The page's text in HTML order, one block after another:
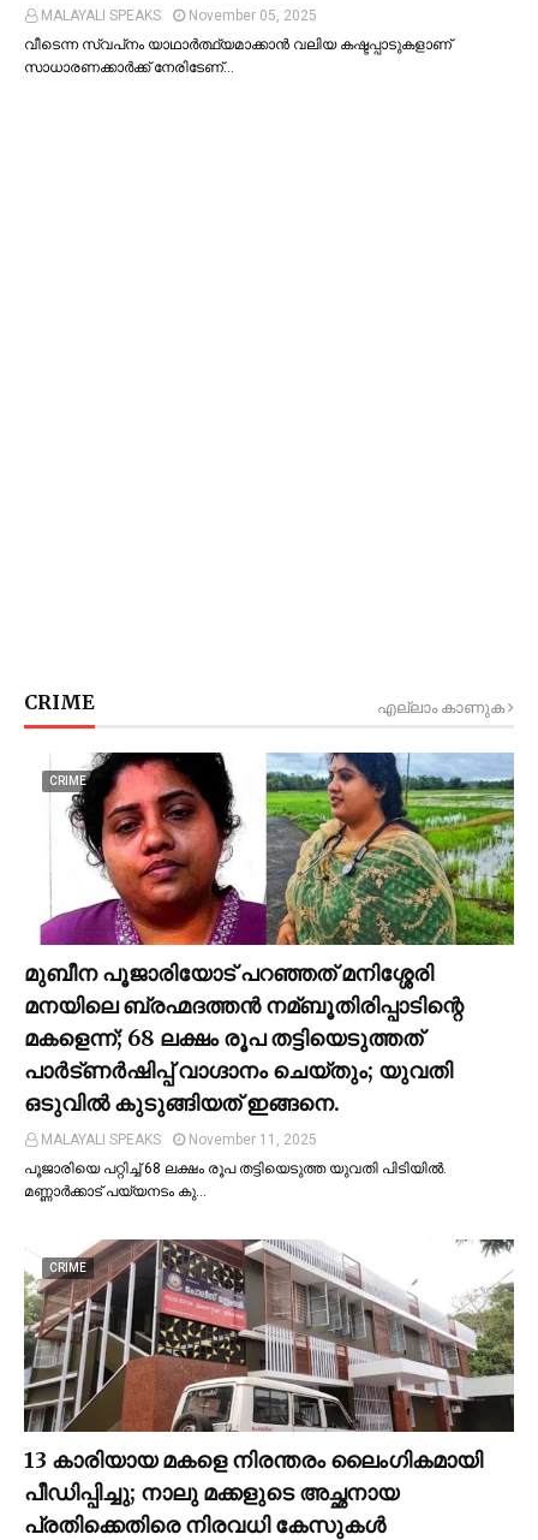
MALAYALI SPEAKS
November 05, 2025
വീടെന്ന സ്വപ്‌നം യാഥാര്‍ത്ഥ്യമാക്കാന്‍ വലിയ കഷ്ടപ്പാടുകളാണ്
സാധാരണക്കാര്‍ക്ക് നേരിടേണ്…
CRIME എല്ലാം കാണുക
CRIME
മുബീന പൂജാരിയോട് പറഞ്ഞത് മനിശ്ശേരി
മനയിലെ ബ്രഹ്മദത്തൻ നമ്ബൂതിരിപ്പാടിന്റെ
മകളെന്ന്; 68 ലക്ഷം രൂപ തട്ടിയെടുത്തത്
പാര്‍ട്ണര്‍ഷിപ്പ് വാഗ്ദാനം ചെയ്തും; യുവതി
ഒടുവില്‍ കുടുങ്ങിയത് ഇങ്ങനെ.
MALAYALI SPEAKS
November 11, 2025
പൂജാരിയെ പറ്റിച്ച്‌ 68 ലക്ഷം രൂപ തട്ടിയെടുത്ത യുവതി പിടിയില്‍.
മണ്ണാർക്കാട് പയ്യനടം കു…
CRIME
13 കാരിയായ മകളെ നിരന്തരം ലൈംഗികമായി
പീഡിപ്പിച്ചു; നാലു മക്കളുടെ അച്ഛനായ
പ്രതിക്കെതിരെ നിരവധി കേസുകള്‍